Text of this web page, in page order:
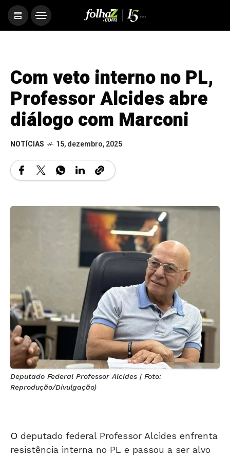
Com veto interno no PL,
Professor Alcides abre
diálogo com Marconi
NOTÍCIAS 15, dezembro, 2025
Deputado Federal Professor Alcides | Foto:
Reprodução/Divulgação)
O deputado federal Professor Alcides enfrenta
resistência interna no PL e passou a ser alvo